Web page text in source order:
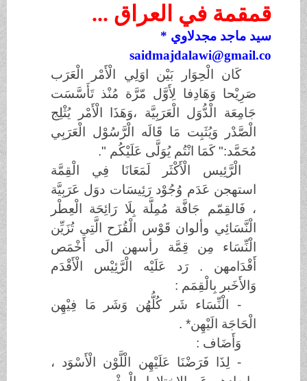
قمقمة في العراق ...
سيد ماجد مجدلاوي *
saidmajdalawi@gmail.co
كَان الْحِوَار بَيْن اوَلِي الْأَمْر الْعَرَب
صَرِيْحا وَهَادِفا لِأَوَّل مّرَّة مُنْذ تَأَسَّسَت
جَامِعَة الْدُّوَل الْعَرَبِيَّة ،وَهَذَا الْأَمْر يُثْلِج
الْصَّدْر وَيُثَبِت مَا قَالَه الْرَّسُوْل الْعَرَبِي
مُحَمَّد:" كَمَا انْتُم يُوَلَّى عَلَيْكُم ".
الْرَّئِيس الْأَكْثَر لَمَعَانَا فِي الْقِمَّة
استهجن عَدَم وُجُوْد رَئِيسَات دوَل عَرَبِيَّة
، فَالقِمّم جَافَّة مُمِلَّة بِلَا رَائِحَة الْعِطْر
الْنَّسَائِي وألوان قَوْس الْقُزَح الَّتِي تُزَيِّن
الْنِّسَاء مِن قِمَّة رأسهن الَى أَخْمَص
أَقْدَامهن . رَد عَلَيْه الْرَّئِيْس الْأَقْدَم
وَالأَخَبر بِالْقِمَم :
- الْنِّسَاء شَر كُلُّهُن وَشَر مَا فِيْهِن
الْحَاجَة الَيْهِن* .
وَأَضَاف :
- لِذَا فَرَضْنَا عَلَيْهِن الْلَّوْن الْأَسْوَد ،